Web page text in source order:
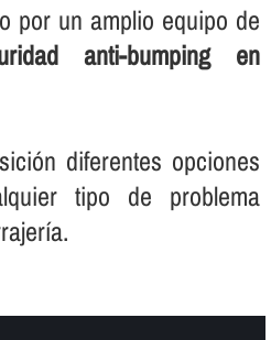
por un amplio equipo de
anti-bumping en
diferentes opciones
tipo de problema